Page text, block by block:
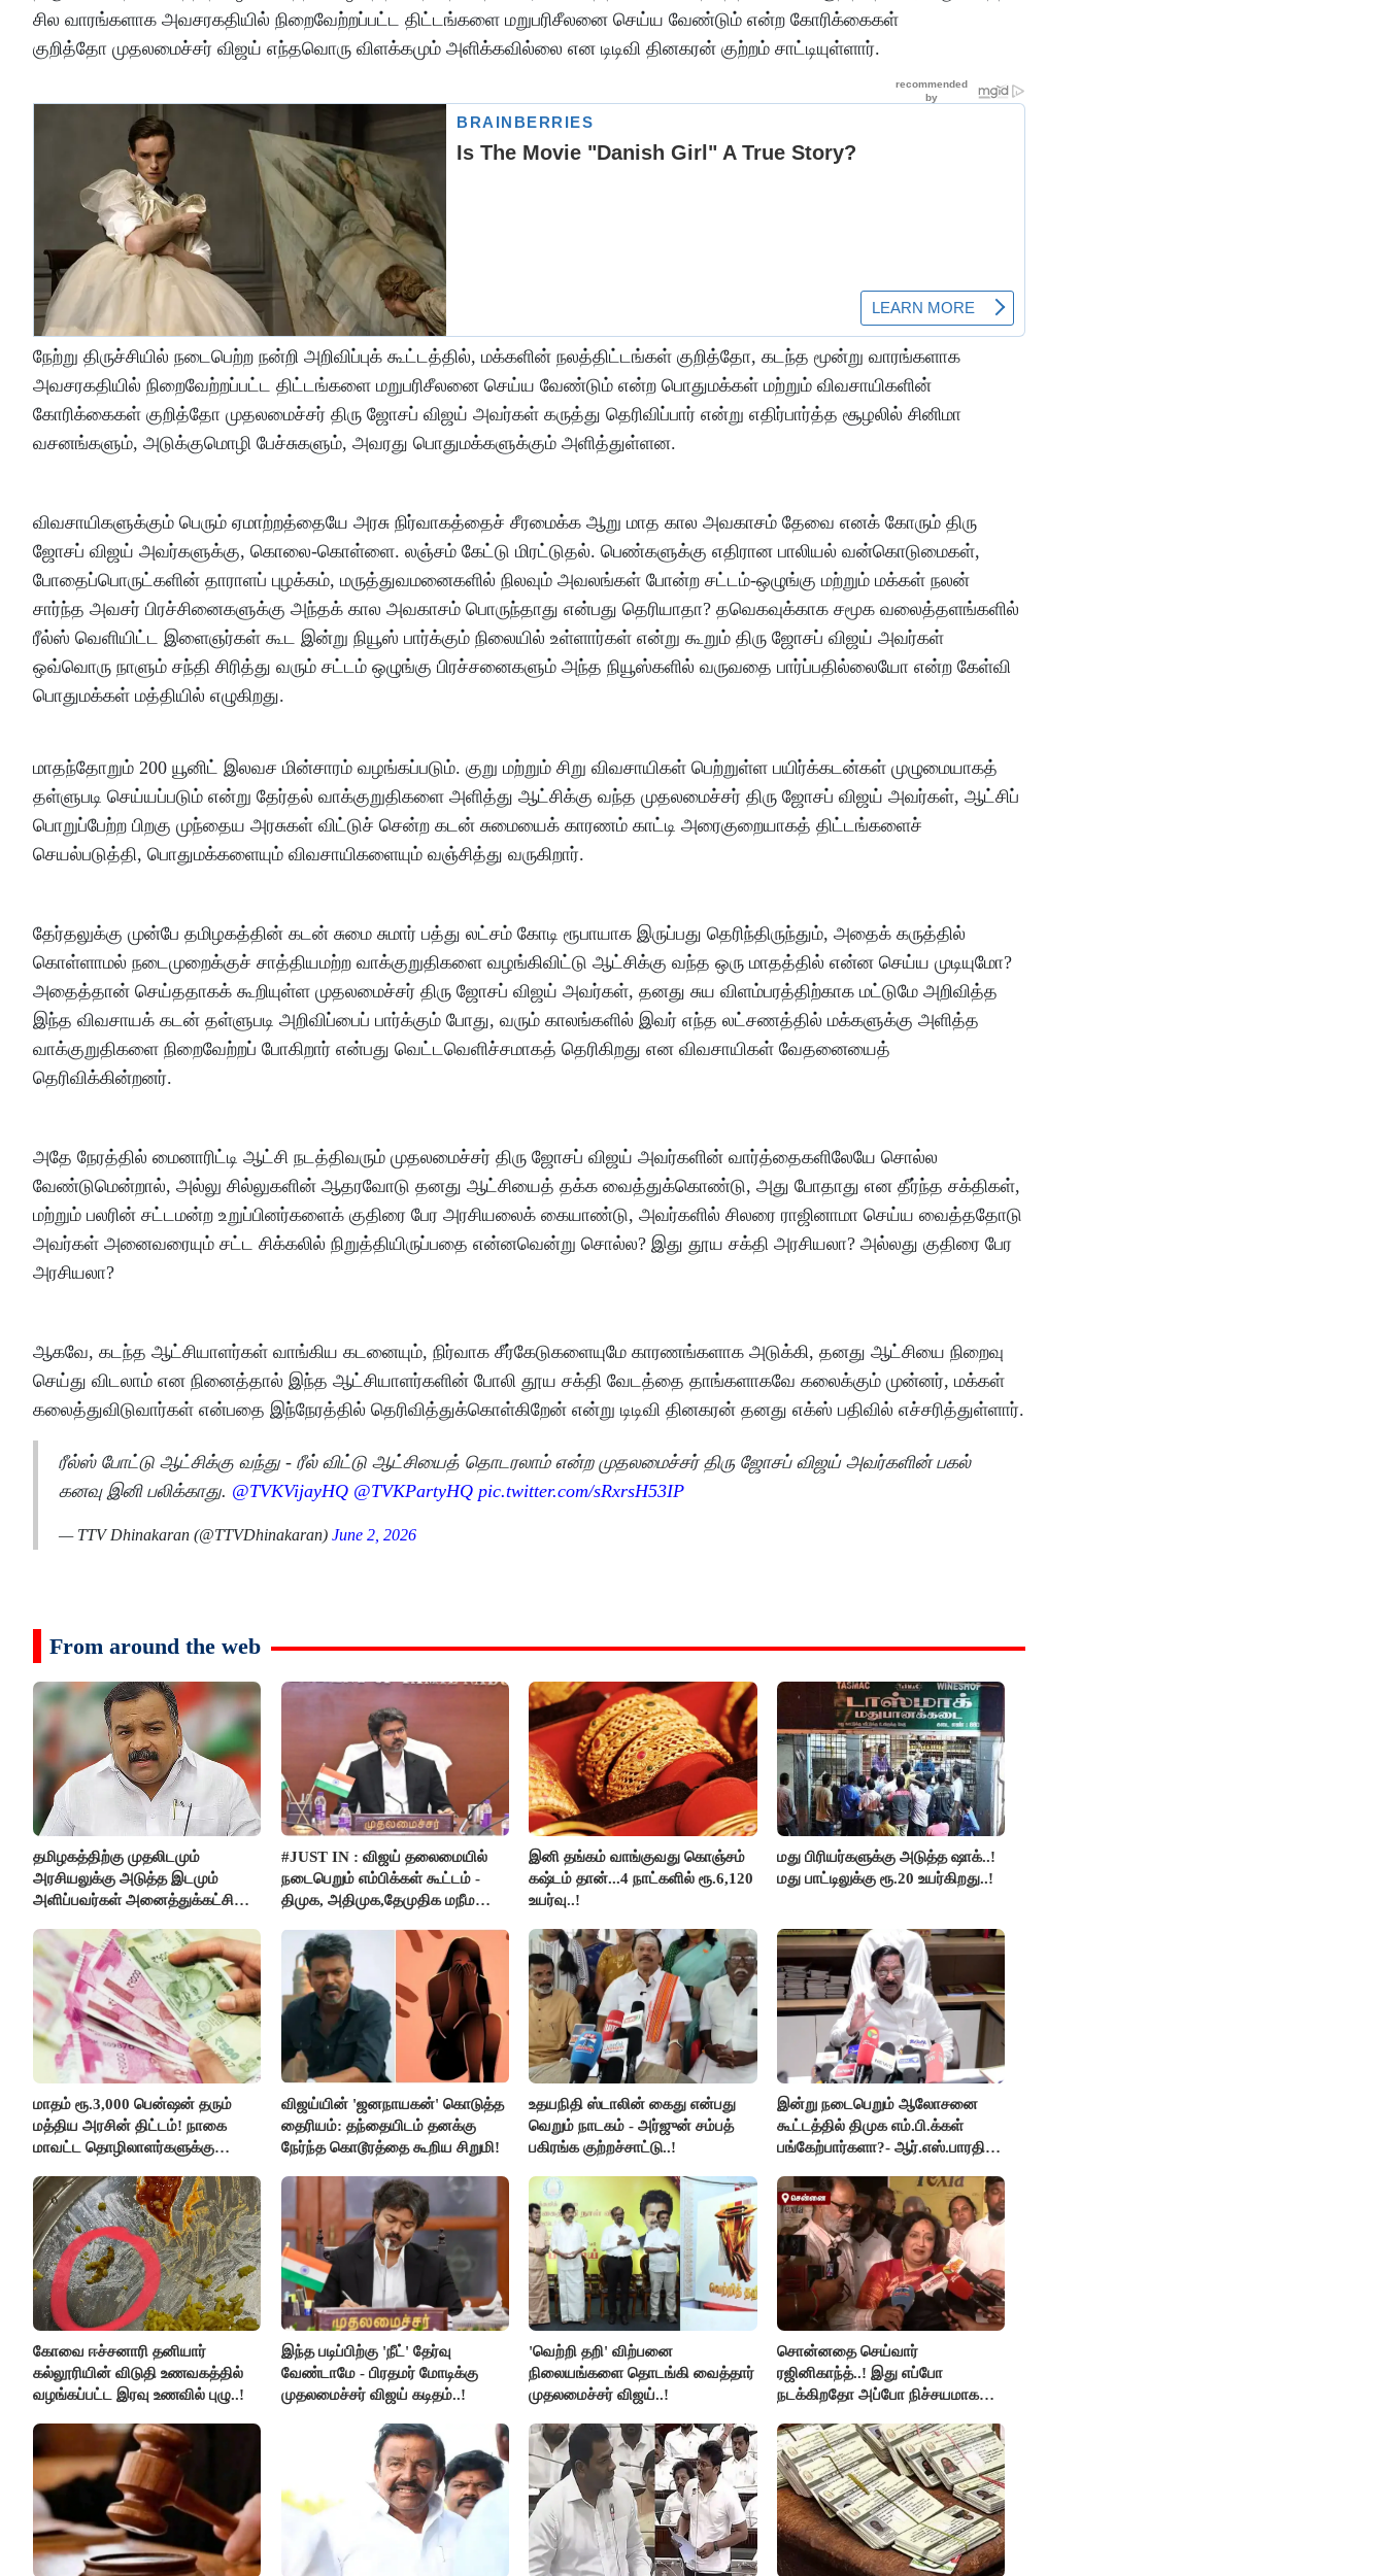
சில வாரங்களாக அவசரகதியில் நிறைவேற்றப்பட்ட திட்டங்களை மறுபரிசீலனை செய்ய வேண்டும் என்ற கோரிக்கைகள்
குறித்தோ முதலமைச்சர் விஜய் எந்தவொரு விளக்கமும் அளிக்கவில்லை என டிடிவி தினகரன் குற்றம் சாட்டியுள்ளார்.
நேற்று திருச்சியில் நடைபெற்ற நன்றி அறிவிப்புக் கூட்டத்தில், மக்களின் நலத்திட்டங்கள் குறித்தோ, கடந்த மூன்று வாரங்களாக
அவசரகதியில் நிறைவேற்றப்பட்ட திட்டங்களை மறுபரிசீலனை செய்ய வேண்டும் என்ற பொதுமக்கள் மற்றும் விவசாயிகளின்
கோரிக்கைகள் குறித்தோ முதலமைச்சர் திரு ஜோசப் விஜய் அவர்கள் கருத்து தெரிவிப்பார் என்று எதிர்பார்த்த சூழலில் சினிமா
வசனங்களும், அடுக்குமொழி பேச்சுகளும், அவரது பொதுமக்களுக்கும் அளித்துள்ளன.
விவசாயிகளுக்கும் பெரும் ஏமாற்றத்தையே அரசு நிர்வாகத்தைச் சீரமைக்க ஆறு மாத கால அவகாசம் தேவை எனக் கோரும் திரு
ஜோசப் விஜய் அவர்களுக்கு, கொலை-கொள்ளை. லஞ்சம் கேட்டு மிரட்டுதல். பெண்களுக்கு எதிரான பாலியல் வன்கொடுமைகள்,
போதைப்பொருட்களின் தாராளப் புழக்கம், மருத்துவமனைகளில் நிலவும் அவலங்கள் போன்ற சட்டம்-ஒழுங்கு மற்றும் மக்கள் நலன்
சார்ந்த அவசர் பிரச்சினைகளுக்கு அந்தக் கால அவகாசம் பொருந்தாது என்பது தெரியாதா? தவெகவுக்காக சமூக வலைத்தளங்களில்
ரீல்ஸ் வெளியிட்ட இளைஞர்கள் கூட இன்று நியூஸ் பார்க்கும் நிலையில் உள்ளார்கள் என்று கூறும் திரு ஜோசப் விஜய் அவர்கள்
ஒவ்வொரு நாளும் சந்தி சிரித்து வரும் சட்டம் ஒழுங்கு பிரச்சனைகளும் அந்த நியூஸ்களில் வருவதை பார்ப்பதில்லையோ என்ற கேள்வி
பொதுமக்கள் மத்தியில் எழுகிறது.
மாதந்தோறும் 200 யூனிட் இலவச மின்சாரம் வழங்கப்படும். குறு மற்றும் சிறு விவசாயிகள் பெற்றுள்ள பயிர்க்கடன்கள் முழுமையாகத்
தள்ளுபடி செய்யப்படும் என்று தேர்தல் வாக்குறுதிகளை அளித்து ஆட்சிக்கு வந்த முதலமைச்சர் திரு ஜோசப் விஜய் அவர்கள், ஆட்சிப்
பொறுப்பேற்ற பிறகு முந்தைய அரசுகள் விட்டுச் சென்ற கடன் சுமையைக் காரணம் காட்டி அரைகுறையாகத் திட்டங்களைச்
செயல்படுத்தி, பொதுமக்களையும் விவசாயிகளையும் வஞ்சித்து வருகிறார்.
தேர்தலுக்கு முன்பே தமிழகத்தின் கடன் சுமை சுமார் பத்து லட்சம் கோடி ரூபாயாக இருப்பது தெரிந்திருந்தும், அதைக் கருத்தில்
கொள்ளாமல் நடைமுறைக்குச் சாத்தியமற்ற வாக்குறுதிகளை வழங்கிவிட்டு ஆட்சிக்கு வந்த ஒரு மாதத்தில் என்ன செய்ய முடியுமோ?
அதைத்தான் செய்ததாகக் கூறியுள்ள முதலமைச்சர் திரு ஜோசப் விஜய் அவர்கள், தனது சுய விளம்பரத்திற்காக மட்டுமே அறிவித்த
இந்த விவசாயக் கடன் தள்ளுபடி அறிவிப்பைப் பார்க்கும் போது, வரும் காலங்களில் இவர் எந்த லட்சணத்தில் மக்களுக்கு அளித்த
வாக்குறுதிகளை நிறைவேற்றப் போகிறார் என்பது வெட்டவெளிச்சமாகத் தெரிகிறது என விவசாயிகள் வேதனையைத்
தெரிவிக்கின்றனர்.
அதே நேரத்தில் மைனாரிட்டி ஆட்சி நடத்திவரும் முதலமைச்சர் திரு ஜோசப் விஜய் அவர்களின் வார்த்தைகளிலேயே சொல்ல
வேண்டுமென்றால், அல்லு சில்லுகளின் ஆதரவோடு தனது ஆட்சியைத் தக்க வைத்துக்கொண்டு, அது போதாது என தீர்ந்த சக்திகள்,
மற்றும் பலரின் சட்டமன்ற உறுப்பினர்களைக் குதிரை பேர அரசியலைக் கையாண்டு, அவர்களில் சிலரை ராஜினாமா செய்ய வைத்ததோடு
அவர்கள் அனைவரையும் சட்ட சிக்கலில் நிறுத்தியிருப்பதை என்னவென்று சொல்ல? இது தூய சக்தி அரசியலா? அல்லது குதிரை பேர
அரசியலா?
ஆகவே, கடந்த ஆட்சியாளர்கள் வாங்கிய கடனையும், நிர்வாக சீர்கேடுகளையுமே காரணங்களாக அடுக்கி, தனது ஆட்சியை நிறைவு
செய்து விடலாம் என நினைத்தால் இந்த ஆட்சியாளர்களின் போலி தூய சக்தி வேடத்தை தாங்களாகவே கலைக்கும் முன்னர், மக்கள்
கலைத்துவிடுவார்கள் என்பதை இந்நேரத்தில் தெரிவித்துக்கொள்கிறேன் என்று டிடிவி தினகரன் தனது எக்ஸ் பதிவில் எச்சரித்துள்ளார்.
ரீல்ஸ் போட்டு ஆட்சிக்கு வந்து - ரீல் விட்டு ஆட்சியைத் தொடரலாம் என்ற முதலமைச்சர் திரு ஜோசப் விஜய் அவர்களின் பகல்
கனவு இனி பலிக்காது. @TVKVijayHQ @TVKPartyHQ pic.twitter.com/sRxrsH53IP
— TTV Dhinakaran (@TTVDhinakaran) June 2, 2026
From around the web
தமிழகத்திற்கு முதலிடமும்
அரசியலுக்கு அடுத்த இடமும்
அளிப்பவர்கள் அனைத்துக்கட்சி
- மாணிக்கம் தாகூர்..!!
#JUST IN : விஜய் தலைமையில்
நடைபெறும் எம்பிக்கள் கூட்டம் -
திமுக, அதிமுக,தேமுதிக மநீம
இனி தங்கம் வாங்குவது கொஞ்சம்
கஷ்டம் தான்...4 நாட்களில் ரூ.6,120
உயர்வு..!
மது பிரியர்களுக்கு அடுத்த ஷாக்..!
மது பாட்டிலுக்கு ரூ.20 உயர்கிறது..!
மாதம் ரூ.3,000 பென்ஷன் தரும்
மத்திய அரசின் திட்டம்! நாகை
மாவட்ட தொழிலாளர்களுக்கு
செய்தி!
விஜய்யின் 'ஜனநாயகன்' கொடுத்த
தைரியம்: தந்தையிடம் தனக்கு
நேர்ந்த கொடூரத்தை கூறிய சிறுமி!
உதயநிதி ஸ்டாலின் கைது என்பது
வெறும் நாடகம் - அர்ஜுன் சம்பத்
பகிரங்க குற்றச்சாட்டு..!
இன்று நடைபெறும் ஆலோசனை
கூட்டத்தில் திமுக எம்.பி.க்கள்
பங்கேற்பார்களா?- ஆர்.எஸ்.பாரதி
கோவை ஈச்சனாரி தனியார்
கல்லூரியின் விடுதி உணவகத்தில்
வழங்கப்பட்ட இரவு உணவில் புழு..!
இந்த படிப்பிற்கு 'நீட்' தேர்வு
வேண்டாமே - பிரதமர் மோடிக்கு
முதலமைச்சர் விஜய் கடிதம்..!
'வெற்றி தறி' விற்பனை
நிலையங்களை தொடங்கி வைத்தார்
முதலமைச்சர் விஜய்..!
சொன்னதை செய்வார்
ரஜினிகாந்த்..! இது எப்போ
நடக்கிறதோ அப்போ நிச்சயமாக
ரஜினிகாந்த்..!